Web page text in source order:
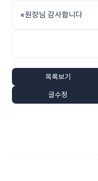
«원장님 감사합니다
목록보기
글수정